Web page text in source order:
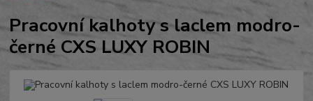
Pracovní kalhoty s laclem modro-
černé CXS LUXY ROBIN